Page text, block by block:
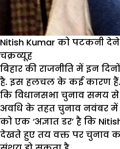
Nitish Kumar को पटकनी
चक्रव्यूह
बिहार की राजनीति में इन
है. इस हलचल के कई कारण
कि विधानसभा चुनाव समय
अवधि के तहत चुनाव नवंबर में
को एक ‘अज्ञात डर’ है कि
देखते हुए तय वक्त पर चुनाव